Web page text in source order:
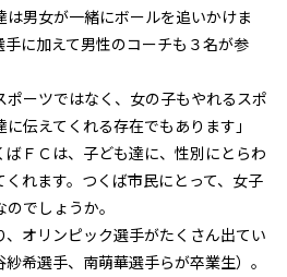
男女が一緒にボールを追いかけま
に加えて男性のコーチも３名が参
ポーツではなく、女の子もやれるスポ
伝えてくれる存在でもあります」
ＦＣは、子ども達に、性別にとらわ
れます。つくば市民にとって、女子
でしょうか。
、オリンピック選手がたくさん出てい
希選手、南萌華選手らが卒業生）。